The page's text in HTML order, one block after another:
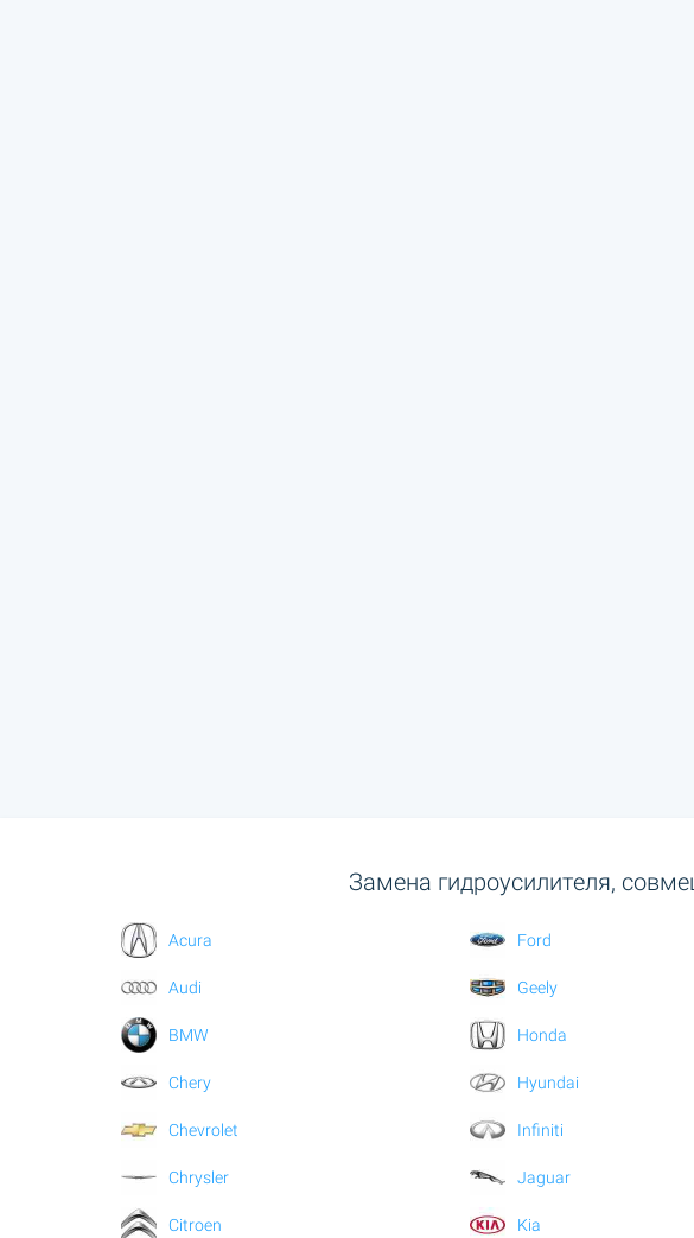
Замена гидроусилителя,
Acura
Audi
BMW
Chery
Chevrolet
Chrysler
Citroen
Ford
Geely
Honda
Hyundai
Infiniti
Jaguar
Kia